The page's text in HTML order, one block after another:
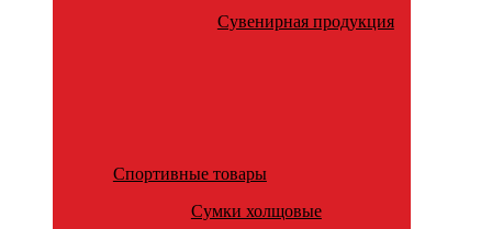
Сувенирная продукция
Спортивные товары
Сумки холщовые